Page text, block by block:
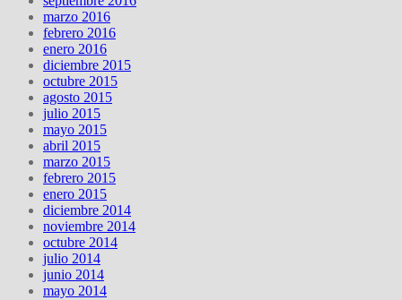
marzo 2016
febrero 2016
enero 2016
diciembre 2015
octubre 2015
agosto 2015
julio 2015
mayo 2015
abril 2015
marzo 2015
febrero 2015
enero 2015
diciembre 2014
noviembre 2014
octubre 2014
julio 2014
junio 2014
mayo 2014